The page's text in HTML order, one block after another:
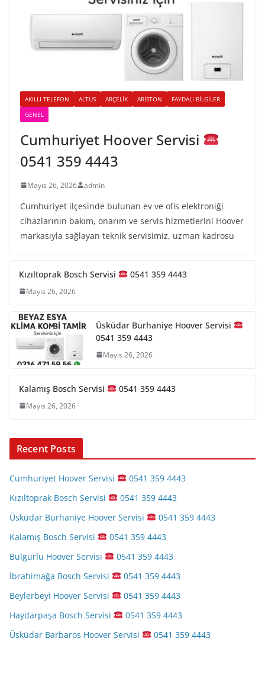
AKILLI TELEFON ALTUS ARÇELIK ARISTON
FAYDALI BILGILER
GENEL
Cumhuriyet Hoover Servisi
0541 359 4443
Mayıs 26, 2026 admin
Cumhuriyet ilçesinde bulunan ev ve ofis elektroniği
cihazlarının bakım, onarım ve servis hizmetlerini Hoover
markasıyla sağlayan teknik servisimiz, uzman kadrosu
Kızıltoprak Bosch Servisi 0541 359 4443
Mayıs 26, 2026
Üsküdar Burhaniye Hoover Servisi
0541 359 4443
Mayıs 26, 2026
Kalamış Bosch Servisi 0541 359 4443
Mayıs 26, 2026
Recent Posts
Cumhuriyet Hoover Servisi
0541 359 4443
Kızıltoprak Bosch Servisi
0541 359 4443
Üsküdar Burhaniye Hoover Servisi
0541 359 4443
Kalamış Bosch Servisi
0541 359 4443
Bulgurlu Hoover Servisi
0541 359 4443
İbrahimağa Bosch Servisi
0541 359 4443
Beylerbeyi Hoover Servisi
0541 359 4443
Haydarpaşa Bosch Servisi
0541 359 4443
Üsküdar Barbaros Hoover Servisi
0541 359 4443